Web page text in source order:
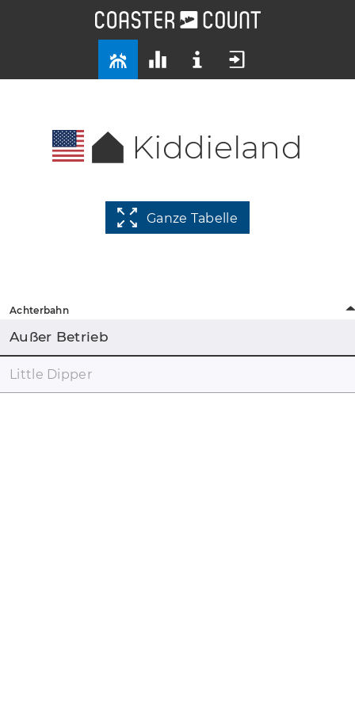
Kiddieland
Ganze Tabelle
Achterbahn
Außer Betrieb
Little Dipper